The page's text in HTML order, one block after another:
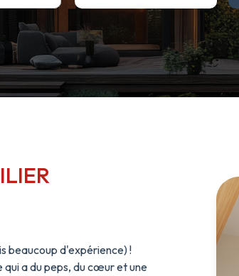
beaucoup d'expérience) !
qui a du peps, du cœur et une